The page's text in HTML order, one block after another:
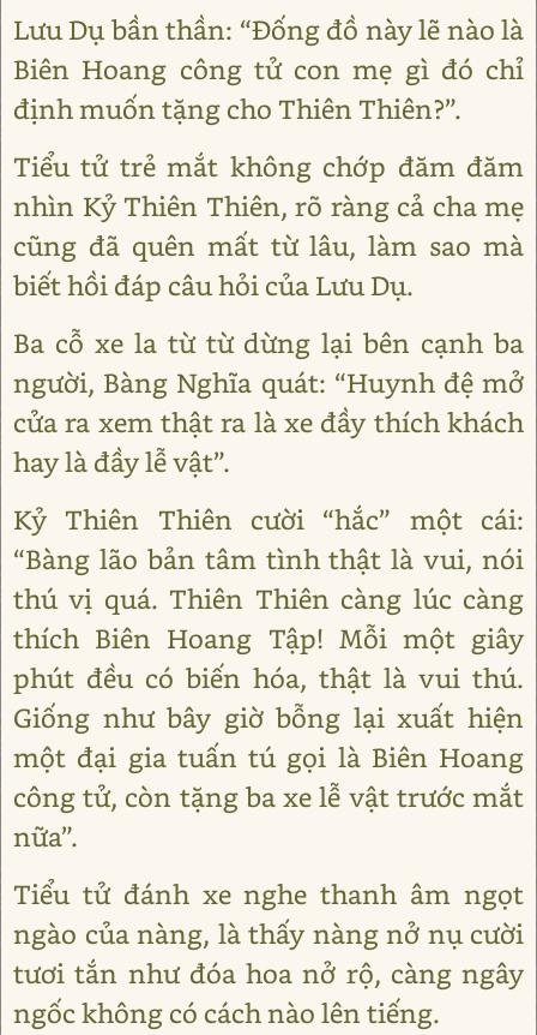
Lưu Dụ bần thần: “Đống đồ này lẽ nào là
Biên Hoang công tử con mẹ gì đó chỉ
định muốn tặng cho Thiên Thiên?”.
Tiểu tử trẻ mắt không chớp đăm đăm
nhìn Kỷ Thiên Thiên, rõ ràng cả cha mẹ
cũng đã quên mất từ lâu, làm sao mà
biết hồi đáp câu hỏi của Lưu Dụ.
Ba cỗ xe la từ từ dừng lại bên cạnh ba
người, Bàng Nghĩa quát: “Huynh đệ mở
cửa ra xem thật ra là xe đầy thích khách
hay là đầy lễ vật”.
Kỷ Thiên Thiên cười “hắc” một cái:
“Bàng lão bản tâm tình thật là vui, nói
thú vị quá. Thiên Thiên càng lúc càng
thích Biên Hoang Tập! Mỗi một giây
phút đều có biến hóa, thật là vui thú.
Giống như bây giờ bỗng lại xuất hiện
một đại gia tuấn tú gọi là Biên Hoang
công tử, còn tặng ba xe lễ vật trước mắt
nữa”.
Tiểu tử đánh xe nghe thanh âm ngọt
ngào của nàng, là thấy nàng nở nụ cười
tươi tắn như đóa hoa nở rộ, càng ngây
ngốc không có cách nào lên tiếng.